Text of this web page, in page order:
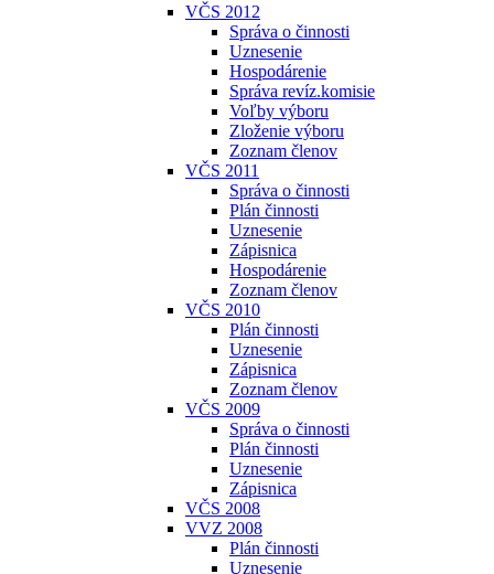
VČS 2012
Správa o činnosti
Uznesenie
Hospodárenie
Správa revíz.komisie
Voľby výboru
Zloženie výboru
Zoznam členov
VČS 2011
Správa o činnosti
Plán činnosti
Uznesenie
Zápisnica
Hospodárenie
Zoznam členov
VČS 2010
Plán činnosti
Uznesenie
Zápisnica
Zoznam členov
VČS 2009
Správa o činnosti
Plán činnosti
Uznesenie
Zápisnica
VČS 2008
VVZ 2008
Plán činnosti
Uznesenie